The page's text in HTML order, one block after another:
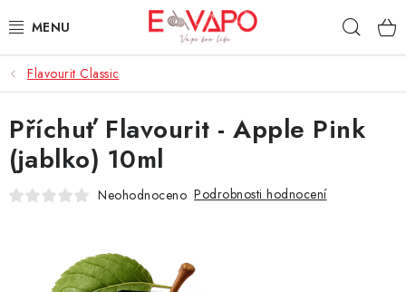
na
3D TISK
TIPY ZA DOBROU CENU
AROMATA A PŘÍCHUTĚ
E-LIQUIDY
Flavourit Classic
Příchuť Flavourit - Apple Pink
(jablko) 10ml
Neohodnoceno Podrobnosti hodnocení